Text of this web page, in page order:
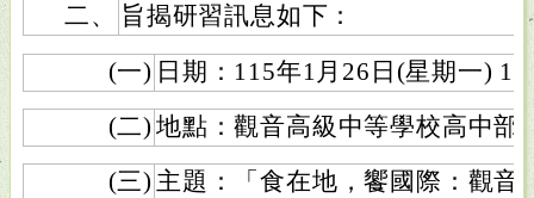
二、
旨揭研習訊息如下：
(一) 日期：115年1月26日(星期一)
(二) 地點：觀音高級中等學校高中部
(三) 主題：「食在地，饗國際：觀音